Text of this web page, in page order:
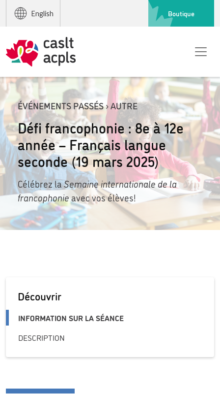
English Boutique
ÉVÉNEMENTS PASSÉS › AUTRE
Défi francophonie : 8e à 12e
année – Français langue
seconde (19 mars 2025)
Célébrez laSemaine internationale de la
francophonieavec vos élèves!
Découvrir
INFORMATION SUR LA SÉANCE
DESCRIPTION